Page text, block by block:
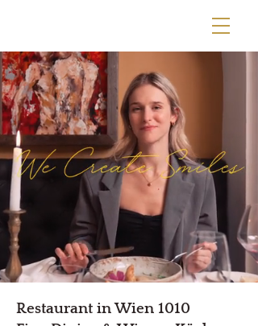
Restaurant in Wien 1010